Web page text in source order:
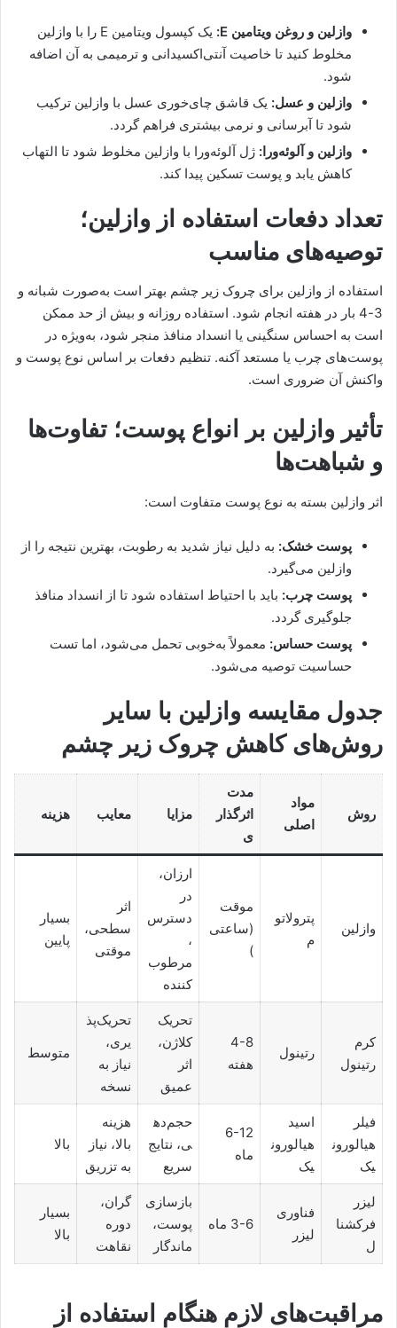
وازلین و روغن ویتامین E:
یک کپسول ویتامین E را با وازلین
مخلوط کنید تا خاصیت آنتی‌اکسیدانی و ترمیمی به آن اضافه
شود.
وازلین و عسل: یک قاشق چای‌خوری عسل با وازلین ترکیب
شود تا آبرسانی و نرمی بیشتری فراهم گردد.
وازلین و آلوئه‌ورا: ژل آلوئه‌ورا با وازلین مخلوط شود تا التهاب
کاهش یابد و پوست تسکین پیدا کند.
تعداد دفعات استفاده از وازلین؛
توصیه‌های مناسب
استفاده از وازلین برای چروک زیر چشم بهتر است به‌صورت شبانه و
3-4 بار در هفته انجام شود. استفاده روزانه و بیش از حد ممکن
است به احساس سنگینی یا انسداد منافذ منجر شود، به‌ویژه در
پوست‌های چرب یا مستعد آکنه. تنظیم دفعات بر اساس نوع پوست و
واکنش آن ضروری است.
تأثیر وازلین بر انواع پوست؛ تفاوت‌ها
و شباهت‌ها
اثر وازلین بسته به نوع پوست متفاوت است:
پوست خشک: به دلیل نیاز شدید به رطوبت، بهترین نتیجه را از
وازلین می‌گیرد.
پوست چرب: باید با احتیاط استفاده شود تا از انسداد منافذ
جلوگیری گردد.
پوست حساس: معمولاً به‌خوبی تحمل می‌شود، اما تست
حساسیت توصیه می‌شود.
جدول مقایسه وازلین با سایر
روش‌های کاهش چروک زیر چشم
روش
مواد
اصلی
مدت
اثرگذار
ی
مزایا معایب هزینه
وازلین
پترولاتو
م
موقت
(ساعتی
)
ارزان،
در
دسترس
،
مرطوب‌
کننده
اثر
سطحی،
موقتی
بسیار
پایین
کرم
رتینول
رتینول
4-8
هفته
تحریک
کلاژن،
اثر
عمیق
تحریک‌پذ
یری،
نیاز به
نسخه
متوسط
فیلر
هیالورون
یک
اسید
هیالورون
یک
6-12
ماه
حجم‌ده
ی، نتایج
سریع
هزینه
بالا، نیاز
به تزریق
بالا
لیزر
فرکشنا
ل
فناوری
لیزر
3-6 ماه
بازسازی
پوست،
ماندگار
گران،
دوره
نقاهت
بسیار
بالا
مراقبت‌های لازم هنگام استفاده از